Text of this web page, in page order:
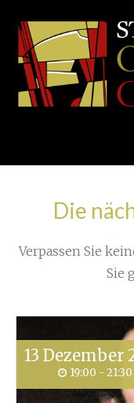
Skip
E.V.
Home
Die
Verpassen Sie
Sie
13 Dezember
19:00 - 21:30